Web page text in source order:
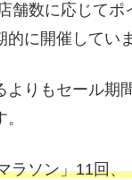
舗数に応じて
に開催していま
よりもセール期
ラソン」11回